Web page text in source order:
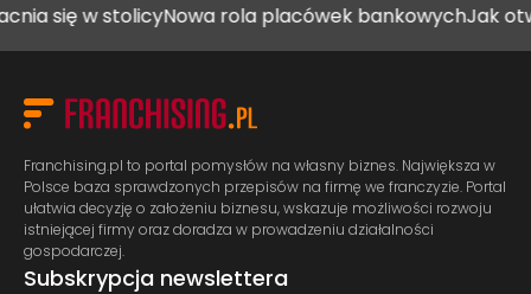
w stolicyNowa rola placówek bankowychJak
Franchising.pl to portal pomysłów na własny biznes. Największa w
Polsce baza sprawdzonych przepisów na firmę we franczyzie. Portal
ułatwia decyzję o założeniu biznesu, wskazuje możliwości rozwoju
istniejącej firmy oraz doradza w prowadzeniu działalności
gospodarczej.
Subskrypcja newslettera